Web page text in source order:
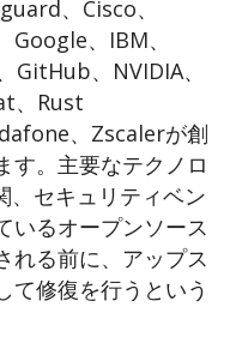
、Cisco、
、IBM、
、NVIDIA、
、Rust
、Zscalerが創
す。主要なテクノロ
、セキュリティベン
いるオープンソース
れる前に、アップス
て修復を行うという